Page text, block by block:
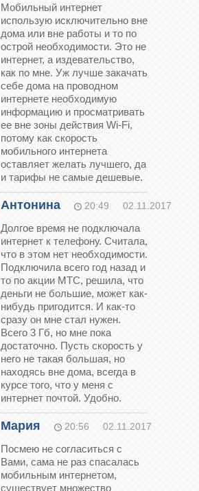
Мобильный интернет
использую исключительно вне
дома или вне работы и то по
острой необходимости. Это не
интернет, а издевательство,
как по мне. Уж лучше закачать
себе дома на проводном
интернете необходимую
информацию и просматривать
ее вне зоны действия Wi-Fi,
потому как скорость
мобильного интернета
оставляет желать лучшего, да
и тарифы не самые дешевые.
Антонина 20:49 02.11.2017
Долгое время не подключала
интернет к телефону. Считала,
что в этом нет необходимости.
Подключила всего год назад и
то по акции МТС, решила, что
деньги не большие, может как-
нибудь пригодится. И как-то
сразу он мне стал нужен.
Всего 3 Гб, но мне пока
достаточно. Пусть скорость у
него не такая большая, но
находясь вне дома, всегда в
курсе того, что у меня с
интернет почтой. Удобно.
Мария 20:56 02.11.2017
Посмею не согласиться с
Вами, сама не раз спасалась
мобильным интернетом,
существует множество